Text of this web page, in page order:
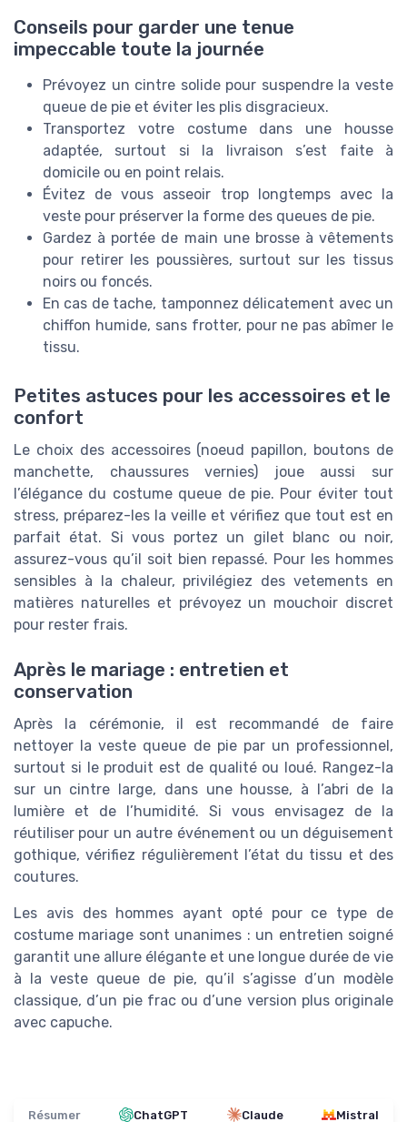
Conseils pour garder une tenue
impeccable toute la journée
Prévoyez un cintre solide pour suspendre la veste
queue de pie et éviter les plis disgracieux.
Transportez votre costume dans une housse
adaptée, surtout si la livraison s’est faite à
domicile ou en point relais.
Évitez de vous asseoir trop longtemps avec la
veste pour préserver la forme des queues de pie.
Gardez à portée de main une brosse à vêtements
pour retirer les poussières, surtout sur les tissus
noirs ou foncés.
En cas de tache, tamponnez délicatement avec un
chiffon humide, sans frotter, pour ne pas abîmer le
tissu.
Petites astuces pour les accessoires et le
confort
Le choix des accessoires (noeud papillon, boutons de
manchette, chaussures vernies) joue aussi sur
l’élégance du costume queue de pie. Pour éviter tout
stress, préparez-les la veille et vérifiez que tout est en
parfait état. Si vous portez un gilet blanc ou noir,
assurez-vous qu’il soit bien repassé. Pour les hommes
sensibles à la chaleur, privilégiez des vetements en
matières naturelles et prévoyez un mouchoir discret
pour rester frais.
Après le mariage : entretien et
conservation
Après la cérémonie, il est recommandé de faire
nettoyer la veste queue de pie par un professionnel,
surtout si le produit est de qualité ou loué. Rangez-la
sur un cintre large, dans une housse, à l’abri de la
lumière et de l’humidité. Si vous envisagez de la
réutiliser pour un autre événement ou un déguisement
gothique, vérifiez régulièrement l’état du tissu et des
coutures.
Les avis des hommes ayant opté pour ce type de
costume mariage sont unanimes : un entretien soigné
garantit une allure élégante et une longue durée de vie
à la veste queue de pie, qu’il s’agisse d’un modèle
classique, d’un pie frac ou d’une version plus originale
avec capuche.
Résumer ChatGPT Claude Mistral